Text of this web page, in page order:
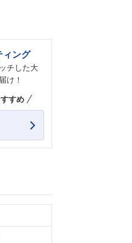
ィング
チした大
け！
すめ